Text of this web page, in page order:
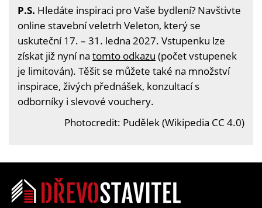
P.S. Hledáte inspiraci pro Vaše bydlení? Navštivte
online stavební veletrh Veleton, který se
uskuteční 17. – 31. ledna 2027. Vstupenku lze
získat již nyní na tomto odkazu (počet vstupenek
je limitován). Těšit se můžete také na množství
inspirace, živých přednášek, konzultací s
odborníky i slevové vouchery.
Photocredit: Pudělek (Wikipedia CC 4.0)